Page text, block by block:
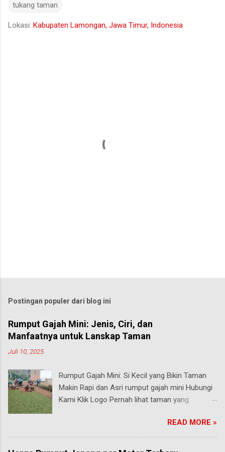
tukang taman
Lokasi: Kabupaten Lamongan, Jawa Timur, Indonesia
Postingan populer dari blog ini
Rumput Gajah Mini: Jenis, Ciri, dan
Manfaatnya untuk Lanskap Taman
Juli 10, 2025
Rumput Gajah Mini: Si Kecil yang Bikin Taman
Makin Rapi dan Asri rumput gajah mini Hubungi
Kami Klik Logo Pernah lihat taman yang
segar walau sering diinjak? Bisa jadi itu adalah
rumput gajah mini , salah satu jenis rumput
paling populer di Indonesia, terutama buat
READ MORE »